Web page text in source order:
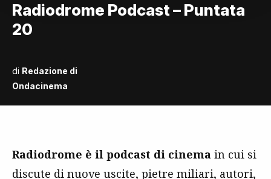
Radiodrome Podcast – Puntata
20
di Redazione di
Ondacinema
Radiodrome è il podcast di cinema in cui si
discute di nuove uscite, pietre miliari, autori,